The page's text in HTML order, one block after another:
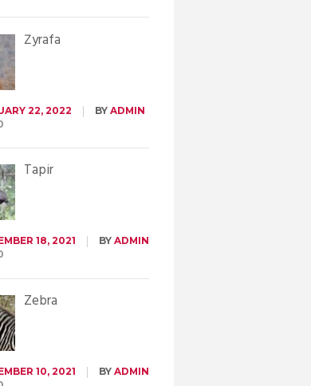
Żyrafa
22, 2022 BY ADMIN
Tapir
18, 2021 BY ADMIN
Zebra
10, 2021 BY ADMIN